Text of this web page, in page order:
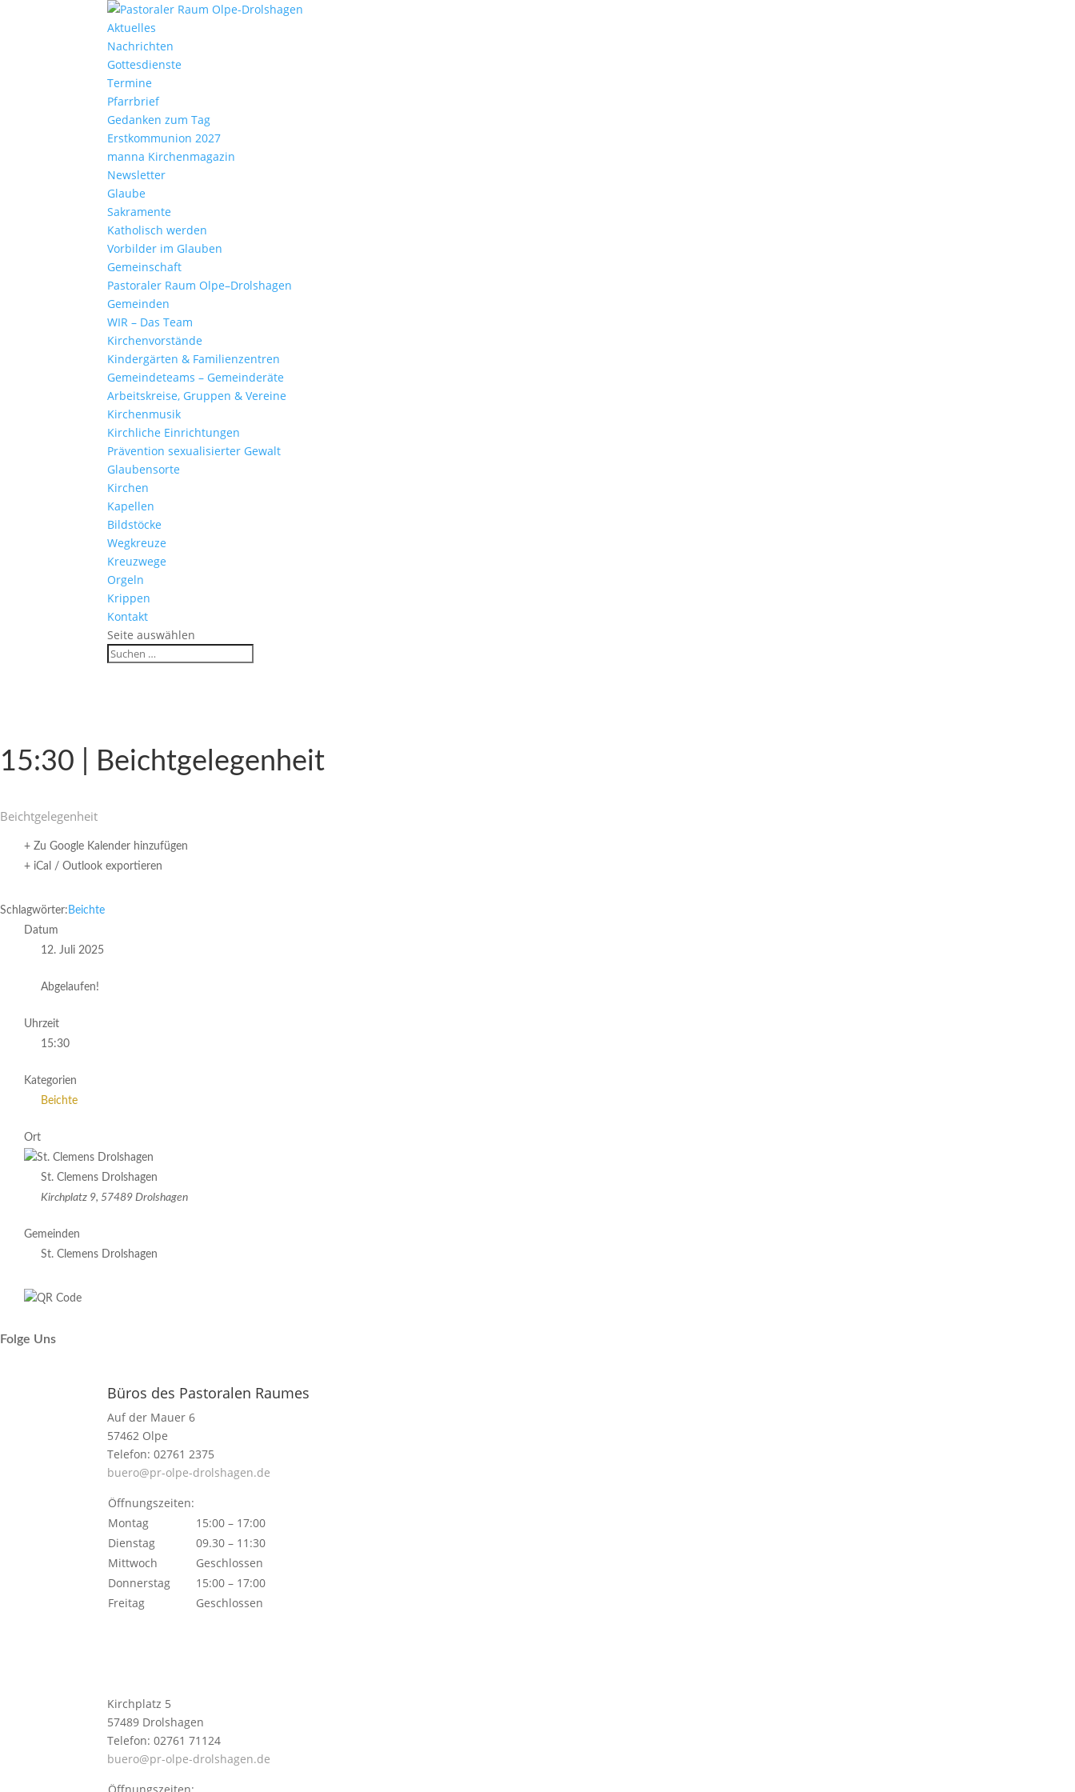
Aktu­elles
Nach­richten
Gottes­dienste
Termine
Pfarr­brief
Gedanken zum Tag
Erst­kom­mu­nion 2027
manna Kirchen­ma­gazin
News­letter
Glaube
Sakra­mente
Katho­lisch werden
Vorbilder im Glauben
Gemein­schaft
Pasto­raler Raum Olpe–Drolshagen
Gemeinden
WIR – Das Team
Kirchen­vor­stände
Kinder­gärten & Familienzentren
Gemein­de­teams – Gemeinderäte
Arbeits­kreise, Gruppen & Vereine
Kirchen­musik
Kirch­liche Einrichtungen
Präven­tion sexua­li­sierter Gewalt
Glau­ben­s­orte
Kirchen
Kapellen
Bild­stöcke
Wegkreuze
Kreuz­wege
Orgeln
Krippen
Kontakt
Seite auswählen
15:30 | Beichtgelegenheit
Beicht­ge­le­gen­heit
+ Zu Google Kalender hinzufügen
+ iCal / Outlook exportieren
Schlagwörter: Beichte
Datum
12. Juli 2025
Abgelaufen!
Uhrzeit
15:30
Kategorien
Beichte
Ort
St. Clemens Drolshagen
Kirchplatz 9, 57489 Drolshagen
Gemeinden
St. Clemens Drolshagen
Folge Uns
Büros des Pastoralen Raumes
Auf der Mauer 6
57462 Olpe
Telefon: 02761 2375
buero@pr-olpe-drolshagen.de
Öffnungszeiten:
Montag
15:00 – 17:00
Dienstag
09.30 – 11:30
Mittwoch
Geschlossen
Donnerstag
15:00 – 17:00
Freitag
Geschlossen
Kirchplatz 5
57489 Drolshagen
Telefon: 02761 71124
buero@pr-olpe-drolshagen.de